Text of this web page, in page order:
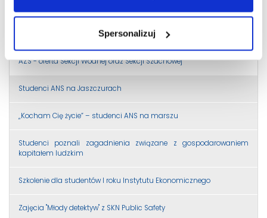
Spersonalizuj
Kolejne praktyczne zajęcia w Skansenie Pszczelarskim
AZS - oferta Sekcji Wodnej oraz Sekcji Szachowej
Studenci ANS na Jaszczurach
„Kocham Cię życie” – studenci ANS na marszu
Studenci poznali zagadnienia związane z gospodarowaniem
kapitałem ludzkim
Szkolenie dla studentów I roku Instytutu Ekonomicznego
Zajęcia "Młody detektyw" z SKN Public Safety